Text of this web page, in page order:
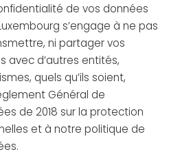
de vos données
s’engage à ne pas
ni partager vos
avec d’autres entités,
quels qu’ils soient,
Général de
de 2018 sur la protection
et à notre politique de